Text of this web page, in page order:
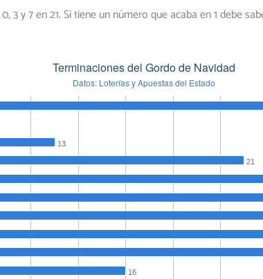
3 y 7 en 21. Si tiene un número que acaba en 1 debe